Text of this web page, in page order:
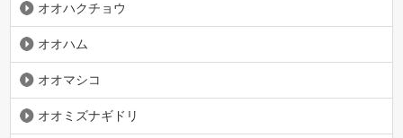
オオハクチョウ
オオハム
オオマシコ
オオミズナギドリ